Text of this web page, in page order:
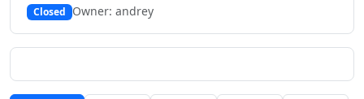
Closed Owner: andrey